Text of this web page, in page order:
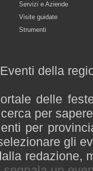
Servizi e Aziende
Visite guidate
Strumenti
della
delle
per
per
gli
redazione,